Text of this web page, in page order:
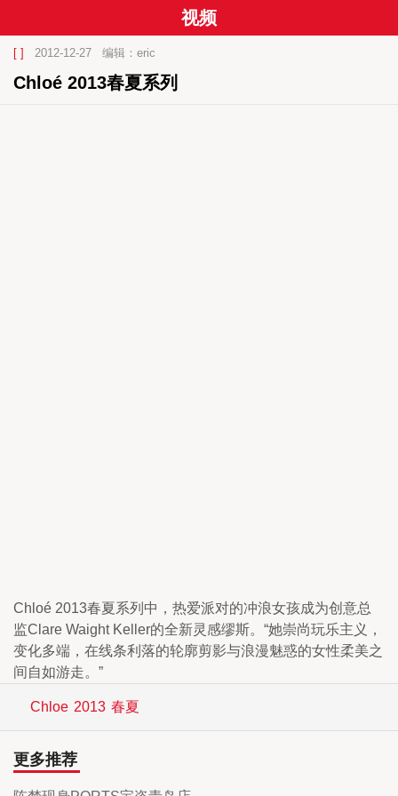
视频
[ ] 2012-12-27 编辑：eric
Chloé 2013春夏系列
Chloé 2013春夏系列中，热爱派对的冲浪女孩成为创意总
监Clare Waight Keller的全新灵感缪斯。“她崇尚玩乐主义，
变化多端，在线条利落的轮廓剪影与浪漫魅惑的女性柔美之
间自如游走。”
Chloe 2013 春夏
更多推荐